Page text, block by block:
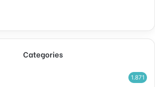
Categories
1.871